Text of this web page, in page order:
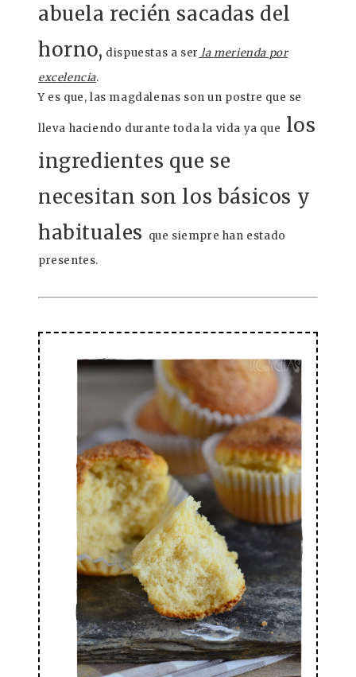
abuela recién sacadas del
horno, dispuestas a ser la merienda por
excelencia.
Y es que, las magdalenas son un postre que se
lleva haciendo durante toda la vida ya que los
ingredientes que se
necesitan son los básicos y
habituales que siempre han estado
presentes.